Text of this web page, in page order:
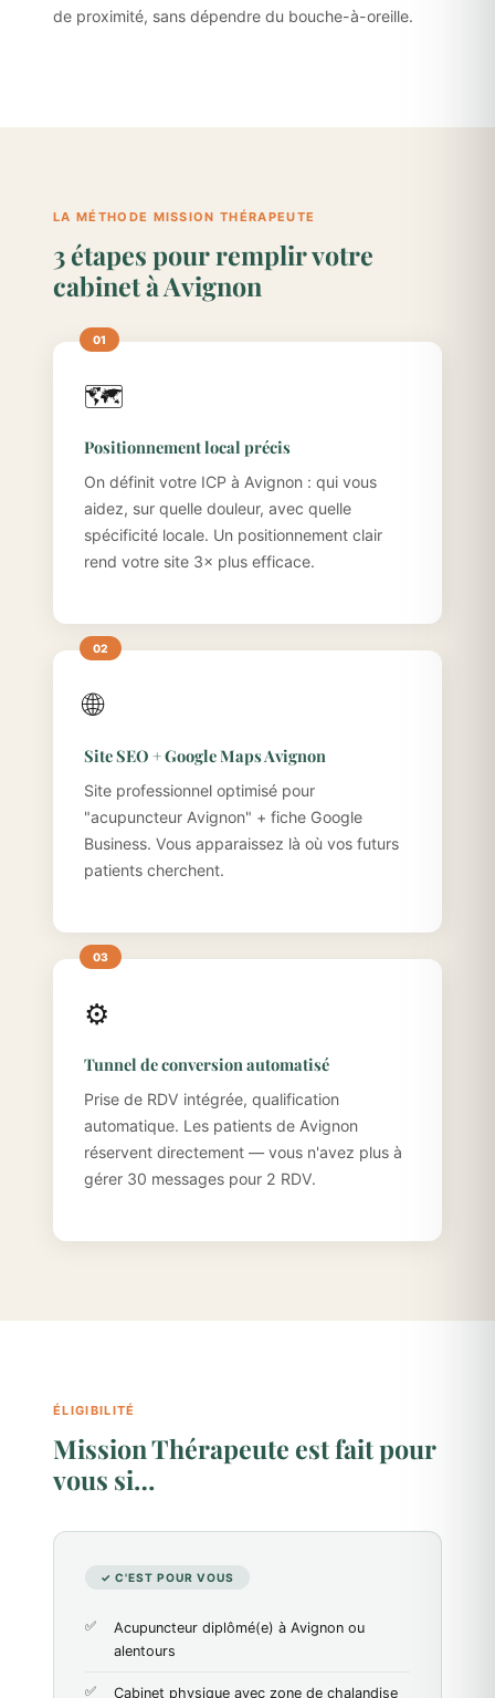
de proximité, sans dépendre du bouche-à-oreille.
LA MÉTHODE MISSION THÉRAPEUTE
3 étapes pour remplir votre
cabinet à Avignon
🗺️
Positionnement local précis
On définit votre ICP à Avignon : qui vous
aidez, sur quelle douleur, avec quelle
spécificité locale. Un positionnement clair
rend votre site 3× plus efficace.
🌐
Site SEO + Google Maps Avignon
Site professionnel optimisé pour
"acupuncteur Avignon" + fiche Google
Business. Vous apparaissez là où vos futurs
patients cherchent.
⚙️
Tunnel de conversion automatisé
Prise de RDV intégrée, qualification
automatique. Les patients de Avignon
réservent directement — vous n'avez plus à
gérer 30 messages pour 2 RDV.
ÉLIGIBILITÉ
Mission Thérapeute est fait pour
vous si…
✓ C'EST POUR VOUS
Acupuncteur diplômé(e) à Avignon ou
alentours
Cabinet physique avec zone de chalandise